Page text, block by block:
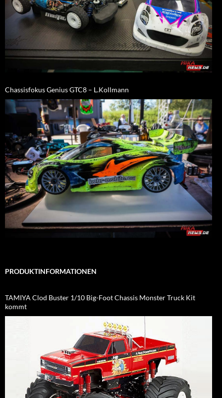
Chassisfokus Genius GTC8 – L.Kollmann
PRODUKTINFORMATIONEN
TAMIYA Clod Buster 1/10 Big-Foot Chassis Monster Truck Kit
kommt